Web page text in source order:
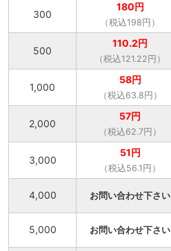
300
180円
（税込198円）
500
110.2円
（税込121.22円）
1,000
58円
（税込63.8円）
2,000
57円
（税込62.7円）
3,000
51円
（税込56.1円）
4,000 お問い合わせ下さい
5,000 お問い合わせ下さい